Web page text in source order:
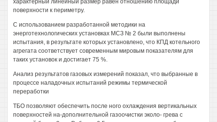
характерный линейный размер равен отношению площади
поверхности к периметру.
С использованием разработанной методики на
энерготехнологических установках МСЗ № 2 были выполнены
испытания, в результате которых установлено, что КПД котельного
агрегата соответствует современным мировым показателям для
таких установок и достигает 75 %.
Анализ результатов газовых измерений показал, что выбранные в
процессе наладочных испытаний режимы термической
переработки
ТБО позволяют обеспечить после ного охлаждения вертикальных
поверхностей на-дополнительной газоочистки эколо- грева с